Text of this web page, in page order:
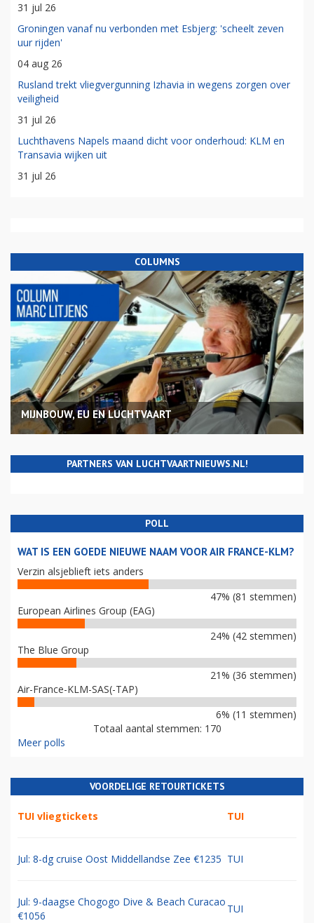
31 jul 26
Groningen vanaf nu verbonden met Esbjerg: 'scheelt zeven
uur rijden'
04 aug 26
Rusland trekt vliegvergunning Izhavia in wegens zorgen over
veiligheid
31 jul 26
Luchthavens Napels maand dicht voor onderhoud: KLM en
Transavia wijken uit
31 jul 26
COLUMNS
MIJNBOUW, EU EN LUCHTVAART
PARTNERS VAN LUCHTVAARTNIEUWS.NL!
POLL
WAT IS EEN GOEDE NIEUWE NAAM VOOR AIR FRANCE-KLM?
Verzin alsjeblieft iets anders
47% (81 stemmen)
European Airlines Group (EAG)
24% (42 stemmen)
The Blue Group
21% (36 stemmen)
Air-France-KLM-SAS(-TAP)
6% (11 stemmen)
Totaal aantal stemmen: 170
Meer polls
VOORDELIGE RETOURTICKETS
TUI vliegtickets TUI
Jul: 8-dg cruise Oost Middellandse Zee €1235 TUI
Jul: 9-daagse Chogogo Dive & Beach Curacao
€1056
TUI